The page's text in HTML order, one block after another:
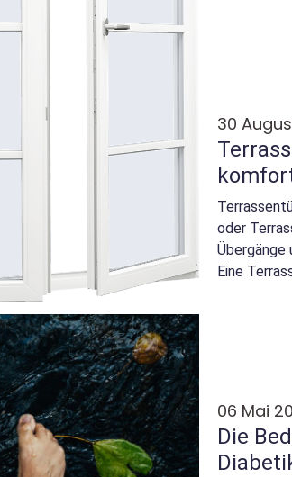
30
oder
Übergänge
Eine
06 Mai
Die